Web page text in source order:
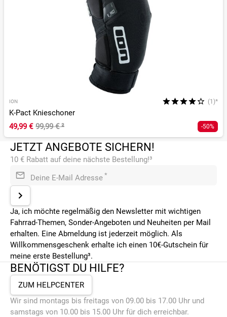
ION (1)*
K-Pact Knieschoner
49,99 € 99,99 €² -50%
JETZT ANGEBOTE SICHERN!
10 € Rabatt auf deine nächste Bestellung!³
Deine E-Mail Adresse *
Ja, ich möchte regelmäßig den Newsletter mit wichtigen
Fahrrad-Themen, Sonder-Angeboten und Neuheiten per Mail
erhalten. Eine Abmeldung ist jederzeit möglich. Als
Willkommensgeschenk erhalte ich einen 10€-Gutschein für
meine erste Bestellung³.
BENÖTIGST DU HILFE?
ZUM HELPCENTER
Wir sind montags bis freitags von 09.00 bis 17.00 Uhr und
samstags von 10.00 bis 15.00 Uhr für dich erreichbar.